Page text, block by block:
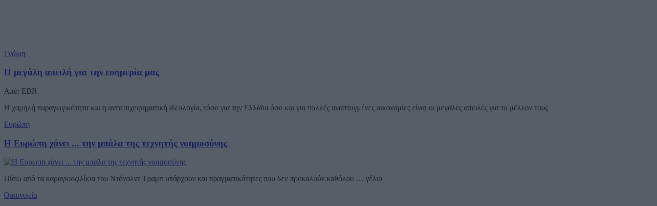
Γνώμη
Η μεγάλη απειλή για την ευημερία μας
Από: EBR
Η χαμηλή παραγωγικότητα και η αντιεπιχειρηματική ιδεολογία, τόσο για την Ελλάδα όσο και για πολλές αναπτυγμένες οικονομίες είναι οι μεγάλες απειλές για το μέλλον τους
Ευρώπη
Η Ευρώπη χάνει ... την μπάλα της τεχνητής νοημοσύνης
Πίσω από τα καραγκιοζιλίκια του Ντόναλντ Τραμπ υπάρχουν και πραγματικότητες που δεν προκαλούν καθόλου … γέλιο
Οικονομία